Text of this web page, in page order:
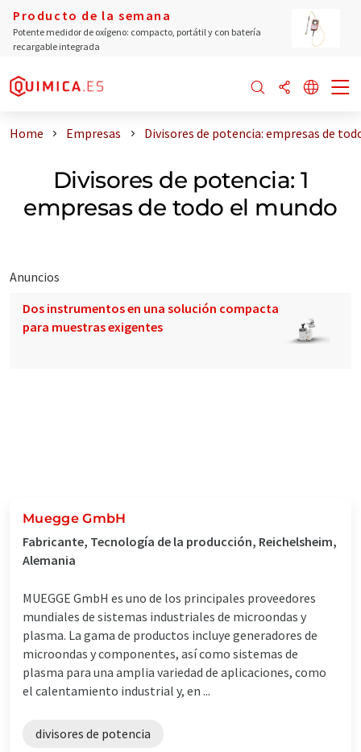
Producto de la semana
Potente medidor de oxígeno: compacto, portátil y con batería
recargable integrada
Home Empresas Divisores de potencia: empresas de
Divisores de potencia: 1
empresas de todo el mundo
Anuncios
Dos instrumentos en una solución compacta
para muestras exigentes
Muegge GmbH
Fabricante, Tecnología de la producción, Reichelsheim,
Alemania
MUEGGE GmbH es uno de los principales proveedores
mundiales de sistemas industriales de microondas y
plasma. La gama de productos incluye generadores de
microondas y componentes, así como sistemas de
plasma para una amplia variedad de aplicaciones, como
el calentamiento industrial y, en ...
divisores de potencia